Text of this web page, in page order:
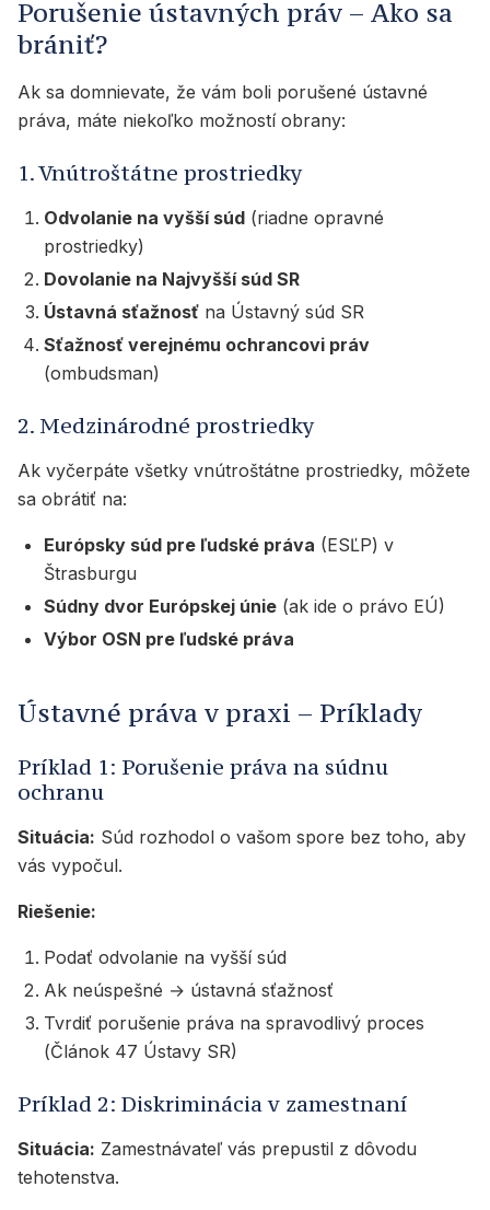
Porušenie ústavných práv – Ako sa
brániť?
Ak sa domnievate, že vám boli porušené ústavné
práva, máte niekoľko možností obrany:
1. Vnútroštátne prostriedky
Odvolanie na vyšší súd (riadne opravné
prostriedky)
Dovolanie na Najvyšší súd SR
Ústavná sťažnosť na Ústavný súd SR
Sťažnosť verejnému ochrancovi práv
(ombudsman)
2. Medzinárodné prostriedky
Ak vyčerpáte všetky vnútroštátne prostriedky, môžete
sa obrátiť na:
Európsky súd pre ľudské práva (ESĽP) v
Štrasburgu
Súdny dvor Európskej únie (ak ide o právo EÚ)
Výbor OSN pre ľudské práva
Ústavné práva v praxi – Príklady
Príklad 1: Porušenie práva na súdnu
ochranu
Situácia: Súd rozhodol o vašom spore bez toho, aby
vás vypočul.
Riešenie:
Podať odvolanie na vyšší súd
Ak neúspešné → ústavná sťažnosť
Tvrdiť porušenie práva na spravodlivý proces
(Článok 47 Ústavy SR)
Príklad 2: Diskriminácia v zamestnaní
Situácia: Zamestnávateľ vás prepustil z dôvodu
tehotenstva.